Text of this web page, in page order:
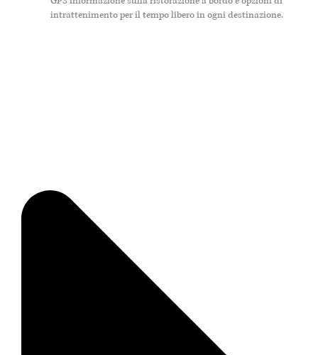
intrattenimento per il tempo libero in ogni destinazione.